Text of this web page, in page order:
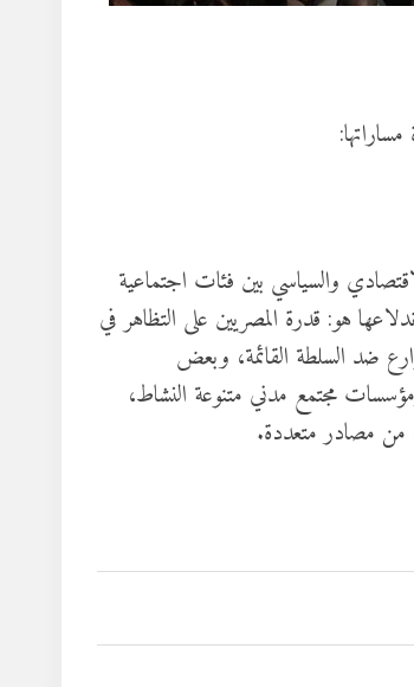
والسياسي بين فئات اجتماعية
هو: قدرة المصريين على التظاهر في
ضد السلطة القائمة، وبعض
مجتمع مدني متنوعة النشاط،
من مصادر متعددة.